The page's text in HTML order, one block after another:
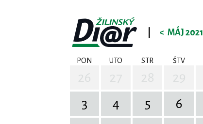
< MÁJ 2021
PON UTO STR ŠTV
3
4 5 6